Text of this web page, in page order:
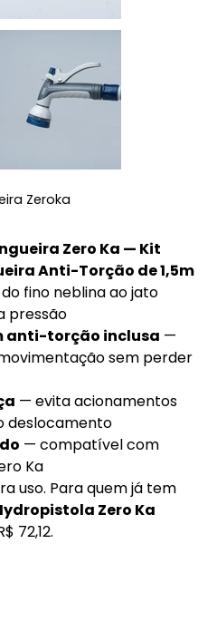
Zeroka
Zero Ka — Kit
Anti-Torção de 1,5m
fino neblina ao jato
pressão
anti-torção inclusa —
sem perder
— evita acionamentos
deslocamento
— compatível com
Ka
uso. Para quem já tem
Zero Ka
72,12.